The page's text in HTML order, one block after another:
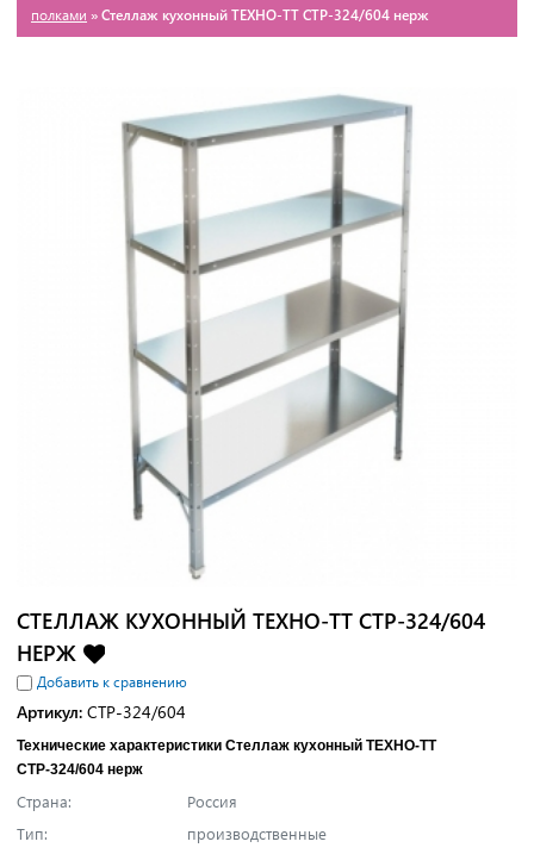
полками » Стеллаж кухонный ТЕХНО-ТТ СТР-324/604 нерж
СТЕЛЛАЖ КУХОННЫЙ ТЕХНО-ТТ СТР-324/604
НЕРЖ
Добавить к сравнению
Артикул: СТР-324/604
Технические характеристики Стеллаж кухонный ТЕХНО-ТТ
СТР-324/604 нерж
Страна:
Россия
Тип:
производственные